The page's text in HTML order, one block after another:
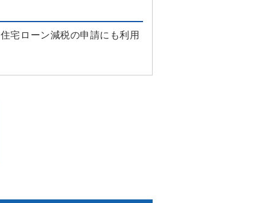
宅ローン減税の申請にも利用